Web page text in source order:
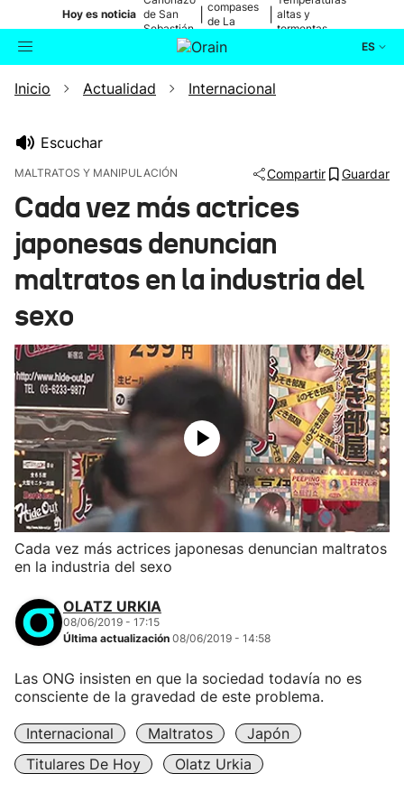
Hoy es noticia de San
Sebastián
compases
de La
altas y
tormentas
ES
Buscador Actualidad
Ikusmiran
Eguraldia
Inicio Actualidad Internacional
Escuchar
MALTRATOS Y MANIPULACIÓN Compartir Guardar
Cada vez más actrices
japonesas denuncian
maltratos en la industria del
sexo
Cada vez más actrices japonesas denuncian maltratos
en la industria del sexo
OLATZ URKIA
08/06/2019 - 17:15
Última actualización 08/06/2019 - 14:58
Las ONG insisten en que la sociedad todavía no es
consciente de la gravedad de este problema.
Internacional Maltratos
Japón
Titulares De Hoy
Olatz Urkia